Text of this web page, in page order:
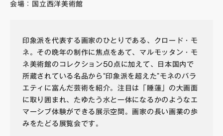
会場：国立西洋美術館
印象派を代表する画家のひとりである、クロード・モ
ネ。その晩年の制作に焦点をあて、マルモッタン・モ
ネ美術館のコレクション50点に加えて、日本国内で
所蔵されている名品から“印象派を超えた”モネのバラ
エティに富んだ芸術を紹介。注目は「睡蓮」の大画面
に取り囲まれ、たゆたう水と一体になるかのようなエ
マーシブ体験ができる展示空間。画家の長い画業の歩
みをたどる展覧会です。